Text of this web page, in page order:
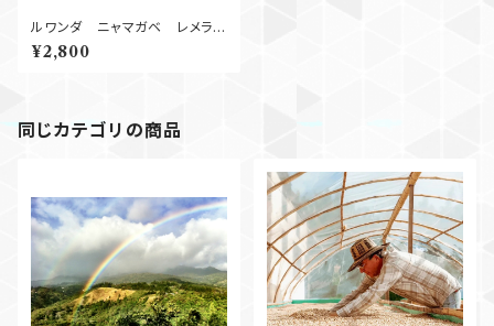
ルワンダ ニャマガベ レメラ
Natural 250g
¥2,800
同じカテゴリの商品